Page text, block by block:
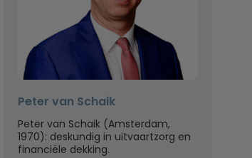
Peter van Schaik
Peter van Schaik (Amsterdam,
1970): deskundig in uitvaartzorg en
financiële dekking.